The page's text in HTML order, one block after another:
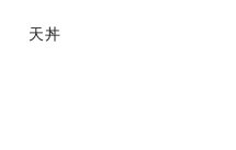
天丼